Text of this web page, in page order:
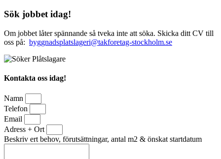
Sök jobbet idag!
Om jobbet låter spännande så tveka inte att söka. Skicka ditt CV till
oss på: byggnadsplatslageri@takforetag-stockholm.se
Kontakta oss idag!
Namn
Telefon
Email
Adress + Ort
Beskriv ert behov, förutsättningar, antal m2 & önskat startdatum